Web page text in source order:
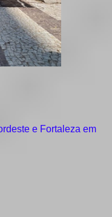
e Fortaleza em